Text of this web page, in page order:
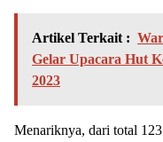
Artikel Terkait :
Gelar Upacara Hut
2023
Menariknya, dari total